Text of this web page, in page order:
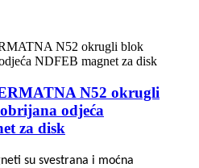
N52 okrugli
odjeća
za disk
su svestrana i moćna